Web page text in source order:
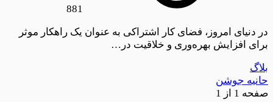
در دنیای امروز، فضای کار اشتراکی به عنوان یک راهکار موثر
برای افزایش بهره‌وری و خلاقیت در…
بلاگ
حانیه جوشن
صفحه 1 از 1